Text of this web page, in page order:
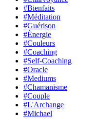
#Bienfaits
#Méditation
#Guérison
#Énergie
#Couleurs
#Coaching
#Self-Coaching
#Oracle
#Mediums
#Chamanisme
#Couple
#L'Archange
#Michael